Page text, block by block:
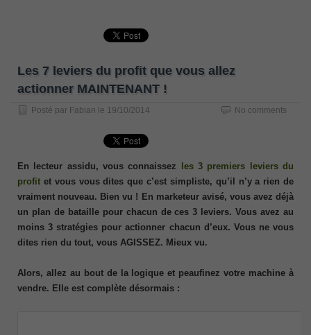
Les 7 leviers du profit que vous allez
actionner MAINTENANT !
Posté par Fabian le 19/10/2014 No comments
En lecteur assidu, vous connaissez les 3 premiers leviers du
profit et vous vous dites que c’est simpliste, qu’il n’y a rien de
vraiment nouveau. Bien vu ! En marketeur avisé, vous avez déjà
un plan de bataille pour chacun de ces 3 leviers. Vous avez au
moins 3 stratégies pour actionner chacun d’eux. Vous ne vous
dites rien du tout, vous AGISSEZ. Mieux vu.
Alors, allez au bout de la logique et peaufinez votre machine à
vendre. Elle est complète désormais :